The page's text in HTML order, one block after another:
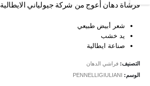
هو: هو:
فرشاة دهان أعوج من شركة جيولياني الايطالية
شعر أبيض طبيعي
يد خشب
صناعة ايطالية
التصنيف: فراشي الدهان
الوسم:
PENNELLIGIULIANI